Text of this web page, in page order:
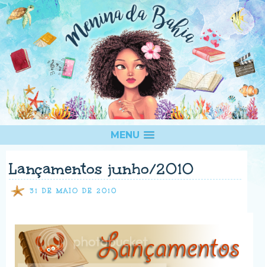
MENU
Lançamentos junho/2010
31 DE MAIO DE 2010